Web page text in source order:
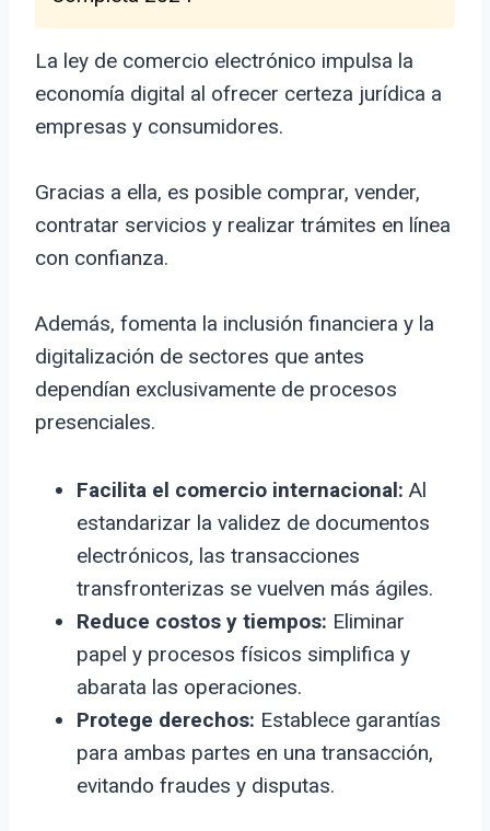
La ley de comercio electrónico impulsa la
economía digital al ofrecer certeza jurídica a
empresas y consumidores.
Gracias a ella, es posible comprar, vender,
contratar servicios y realizar trámites en línea
con confianza.
Además, fomenta la inclusión financiera y la
digitalización de sectores que antes
dependían exclusivamente de procesos
presenciales.
Facilita el comercio internacional: Al
estandarizar la validez de documentos
electrónicos, las transacciones
transfronterizas se vuelven más ágiles.
Reduce costos y tiempos: Eliminar
papel y procesos físicos simplifica y
abarata las operaciones.
Protege derechos: Establece garantías
para ambas partes en una transacción,
evitando fraudes y disputas.